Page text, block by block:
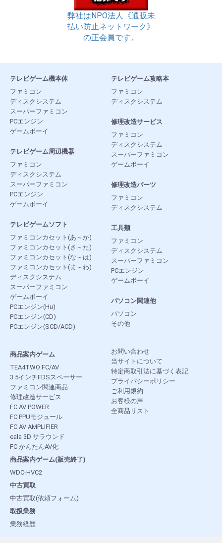
弊社はNPO法人《通販未
払い防止ネットワーク》
の正会員です。
テレビゲーム機本体
ファミコン
ディスクシステム
スーパーファミコン
PCエンジン
ゲームボーイ
テレビゲーム周辺機器
ファミコン
ディスクシステム
スーパーファミコン
PCエンジン
ゲームボーイ
テレビゲームソフト
ファミコンカセット(あ～か)
ファミコンカセット(さ～た)
ファミコンカセット(な～は)
ファミコンカセット(ま～わ)
ディスクシステム
スーパーファミコン
ゲームボーイ
PCエンジン(Hu)
PCエンジン(CD)
PCエンジン(SCD/ACD)
テレビゲーム攻略本
ファミコン
ディスクシステム
修理改造サービス
ファミコン
ディスクシステム
スーパーファミコン
ゲームボーイ
修理改造パーツ
ファミコン
ディスクシステム
工具類
ファミコン
ディスクシステム
スーパーファミコン
PCエンジン
ゲームボーイ
パソコン関連他
パソコン
その他
商品案内ゲーム
TEA4TWO FC/AV
3.5インチFDSスペーサー
ファミコン関連商品
修理改造サービス
FC AV POWER
FC PPUモジュール
FC AV AMPLIFIER
eala 3D サラウンド
FC かんたんAV化
商品案内ゲーム(販売終了)
WDC-HVC2
中古買取
中古買取(依頼フォーム)
取扱業務
業務経歴
お問い合わせ
当サイトについて
特定商取引法に基づく表記
プライバシーポリシー
ご利用規約
お客様の声
全商品リスト